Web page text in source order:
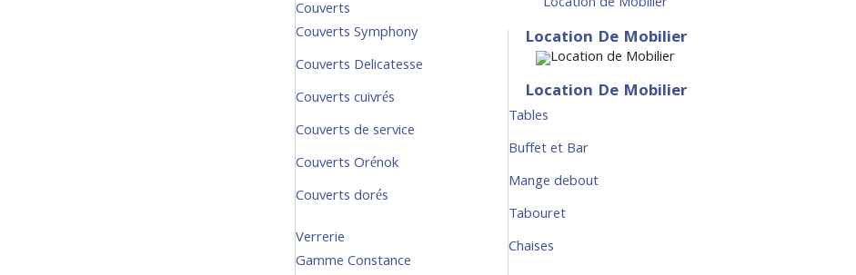
Couverts
Couverts Symphony
Couverts Delicatesse
Couverts cuivrés
Couverts de service
Couverts Orénok
Couverts dorés
Verrerie
Gamme Constance
Location De Mobilier
Location De Mobilier
Tables
Buffet et Bar
Mange debout
Tabouret
Chaises